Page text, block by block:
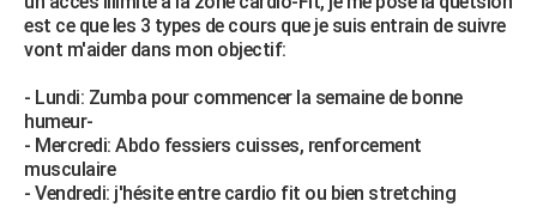
Art de vivre
Bien-être
Loisirs
Mode
Modes de vie
SANTE
Destinations
City break
Voyage nature
Voyage de noces
Forum
Climat
+PHOTO
GUIDES D'ACHAT
est ce que les 3 types de cours que je suis entrain de suivre
vont m'aider dans mon objectif:
- Lundi: Zumba pour commencer la semaine de bonne
humeur-
- Mercredi: Abdo fessiers cuisses, renforcement
musculaire
- Vendredi: j'hésite entre cardio fit ou bien stretching